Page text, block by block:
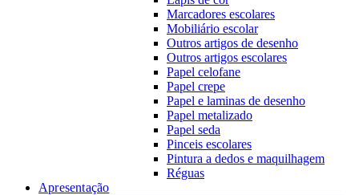
Marcadores escolares
Mobiliário escolar
Outros artigos de desenho
Outros artigos escolares
Papel celofane
Papel crepe
Papel e laminas de desenho
Papel metalizado
Papel seda
Pinceis escolares
Pintura a dedos e maquilhagem
Réguas
Apresentação